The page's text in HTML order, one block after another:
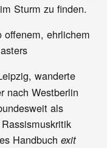
Sturm zu finden.
ehrlichem
wanderte
nach Westberlin
als
Handbuchexit